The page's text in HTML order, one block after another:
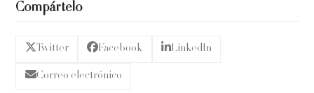
Compártelo
Twitter Facebook LinkedIn
Correo electrónico